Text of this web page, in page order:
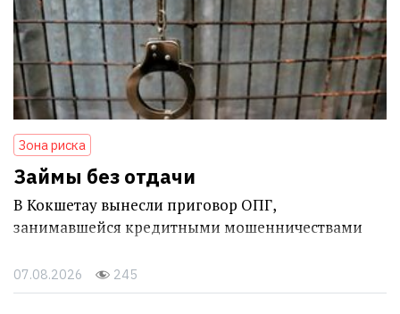
Зона риска
Займы без отдачи
В Кокшетау вынесли приговор ОПГ,
занимавшейся кредитными мошенничествами
07.08.2026 245